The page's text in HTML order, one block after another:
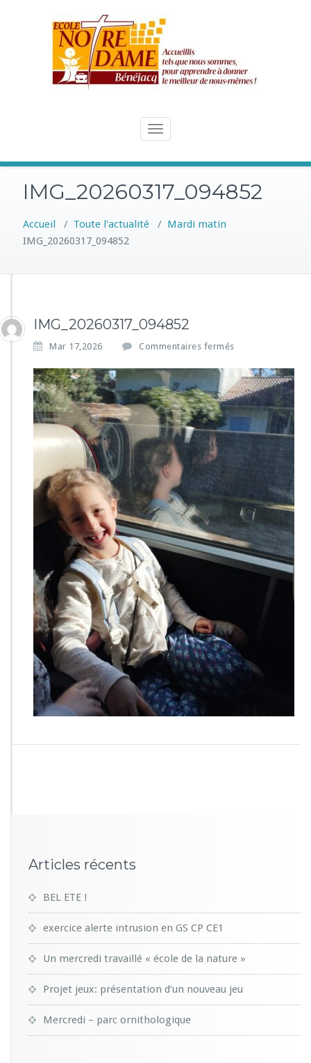
Toggle
IMG_20260317_094852
Accueil / Toute l'actualité / Mardi matin
IMG_20260317_094852
IMG_20260317_094852
Mar 17,2026 Commentaires fermés
I
M
G
_
2
0
3
1
7
_
0
5
Articles récents
BEL ETE !
exercice alerte intrusion en GS CP CE1
Un mercredi travaillé « école de la nature »
Projet jeux: présentation d’un nouveau jeu
Mercredi – parc ornithologique